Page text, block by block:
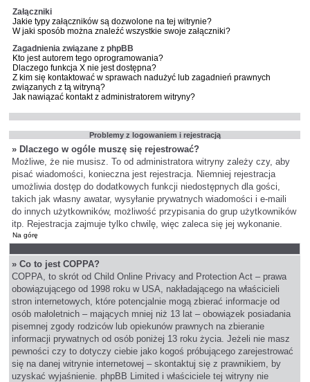
Załączniki
Jakie typy załączników są dozwolone na tej witrynie?
W jaki sposób można znaleźć wszystkie swoje załączniki?
Zagadnienia związane z phpBB
Kto jest autorem tego oprogramowania?
Dlaczego funkcja X nie jest dostępna?
Z kim się kontaktować w sprawach nadużyć lub zagadnień prawnych
związanych z tą witryną?
Jak nawiązać kontakt z administratorem witryny?
Problemy z logowaniem i rejestracją
» Dlaczego w ogóle muszę się rejestrować?
Możliwe, że nie musisz. To od administratora witryny zależy czy, aby
pisać wiadomości, konieczna jest rejestracja. Niemniej rejestracja
umożliwia dostęp do dodatkowych funkcji niedostępnych dla gości,
takich jak własny awatar, wysyłanie prywatnych wiadomości i e-maili
do innych użytkowników, możliwość przypisania do grup użytkowników
itp. Rejestracja zajmuje tylko chwilę, więc zaleca się jej wykonanie.
Na górę
» Co to jest COPPA?
COPPA, to skrót od Child Online Privacy and Protection Act – prawa
obowiązującego od 1998 roku w USA, nakładającego na właścicieli
stron internetowych, które potencjalnie mogą zbierać informacje od
osób małoletnich – mających mniej niż 13 lat – obowiązek posiadania
pisemnej zgody rodziców lub opiekunów prawnych na zbieranie
informacji prywatnych od osób poniżej 13 roku życia. Jeżeli nie masz
pewności czy to dotyczy ciebie jako kogoś próbującego zarejestrować
się na danej witrynie internetowej – skontaktuj się z prawnikiem, by
uzyskać wyjaśnienie. phpBB Limited i właściciele tej witryny nie